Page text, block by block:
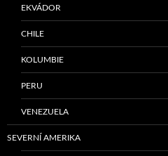
EKVÁDOR
CHILE
KOLUMBIE
PERU
VENEZUELA
SEVERNÍ AMERIKA